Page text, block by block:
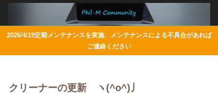
2026/4/19定期メンテナンスを実施、メンテナンスによる不具合があれば
ご連絡ください
クリーナーの更新 ヽ(^o^)丿